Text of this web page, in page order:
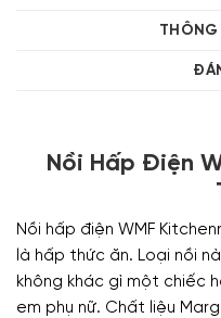
THÔNG
Nồi Hấp Điện
Nồi hấp điện WMF
là hấp thức ăn. Loại nồi
không khác gì một chiếc
em phụ nữ. Chất liệu